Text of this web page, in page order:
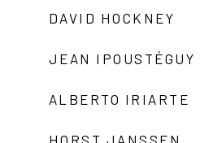
DAVID HOCKNEY
JEAN IPOUSTÉGUY
ALBERTO IRIARTE
HORST JANSSEN